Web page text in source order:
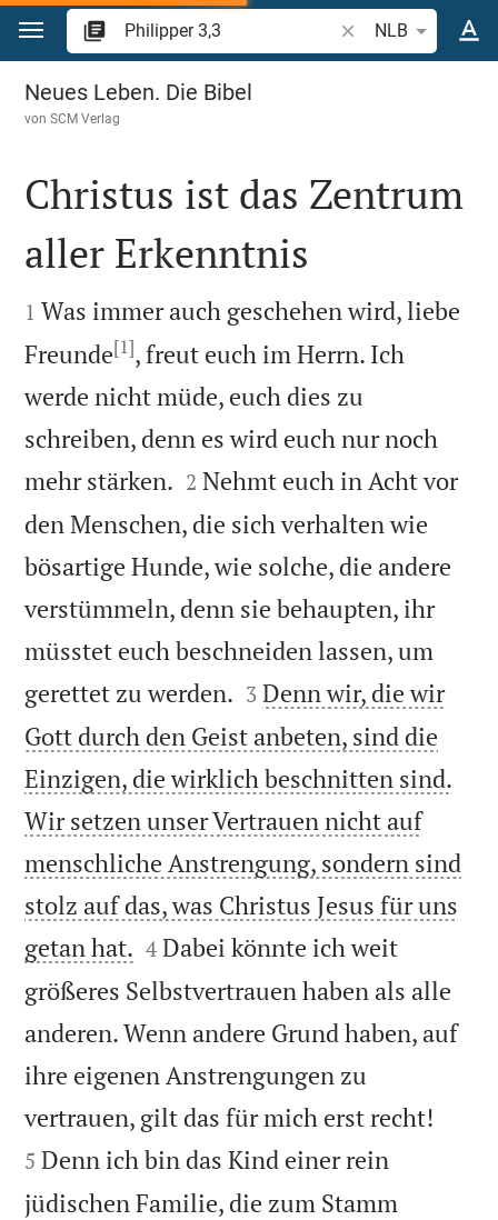
Zum Inhalt springen
Bibelstelle oder
NLB
Philipper 3
Neues Leben. Die Bibel
vonSCM Verlag

Christus ist das Zentrum
aller Erkenntnis

1 Was immer auch geschehen wird, liebe
Freunde[1], freut euch im Herrn. Ich
werde nicht müde, euch dies zu
schreiben, denn es wird euch nur noch
mehr stärken. 

2 Nehmt euch in Acht vor
den Menschen, die sich verhalten wie
bösartige Hunde, wie solche, die andere
verstümmeln, denn sie behaupten, ihr
müsstet euch beschneiden lassen, um
gerettet zu werden. 

3 Denn wir, die wir
Gott durch den Geist anbeten, sind die
Einzigen, die wirklich beschnitten sind.
Wir setzen unser Vertrauen nicht auf
menschliche Anstrengung, sondern sind
stolz auf das, was Christus Jesus für uns
getan hat. 

4 Dabei könnte ich weit
größeres Selbstvertrauen haben als alle
anderen. Wenn andere Grund haben, auf
ihre eigenen Anstrengungen zu
vertrauen, gilt das für mich erst recht!
5 Denn ich bin das Kind einer rein
jüdischen Familie, die zum Stamm